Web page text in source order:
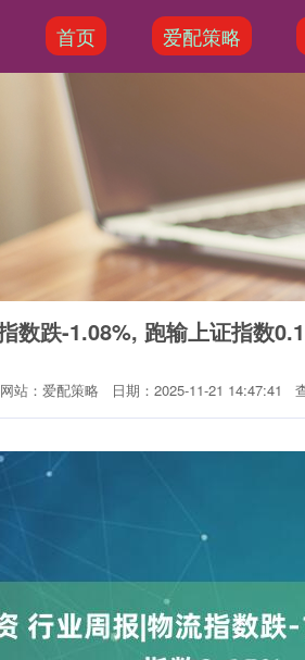
首页 爱配策略
数跌-1.08%, 跑输上证指数
网站：爱配策略 日期：2025-11-21 14:47:41